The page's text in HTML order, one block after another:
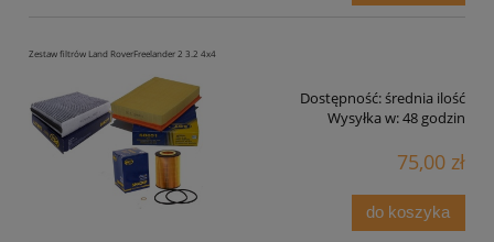
Zestaw filtrów Land RoverFreelander 2 3.2 4x4
Dostępność:średnia ilość
Wysyłka w:48 godzin
75,00 zł
do koszyka